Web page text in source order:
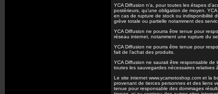
YCA Diffusion n’a, pour toutes les étapes
postérieurs, qu’une obligation de moyen.
en cas de rupture de stock ou indisponibilité
grève totale ou partielle notamment des
YCA Diffusion ne pourra être tenue pour
réseau internet, notamment une rupture du
YCA Diffusion ne pourra être tenue pour
fait de l’achat des produits.
YCA Diffusion ne saurait être responsable
toutes les sauvegardes nécessaires relatives
Le site internet www.ycamotoshop.com et la
provenant de tierces personnes et des liens
tenue pour responsable des dommages